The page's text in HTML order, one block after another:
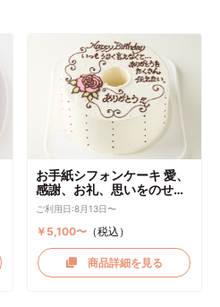
お手紙シフォンケーキ 愛、
感謝、お礼、思いをのせて
直径17cm
ご利用日:8月13日〜
￥5,100〜 （税込）
商品詳細を見る